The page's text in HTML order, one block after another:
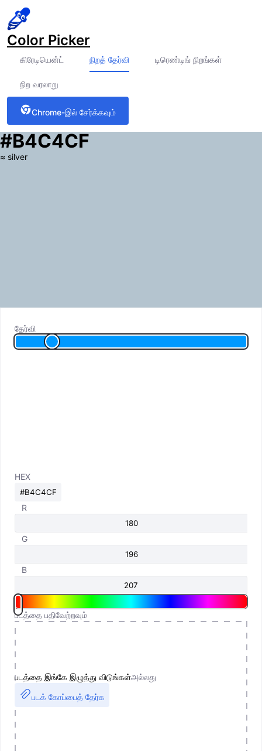
Color Picker
கிரேடியென்ட் நிறத் தேர்வி டிரெண்டிங் நிறங்கள்
நிற வரலாறு
Chrome-இல் சேர்க்கவும்
#B4C4CF
≈ silver
தேர்வி
HEX
R
G
B
படத்தை பதிவேற்றவும்
படத்தை இங்கே இழுத்து விடுங்கள்அல்லது
படக் கோப்பைத் தேர்க